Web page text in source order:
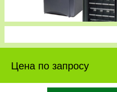
Цена по запросу